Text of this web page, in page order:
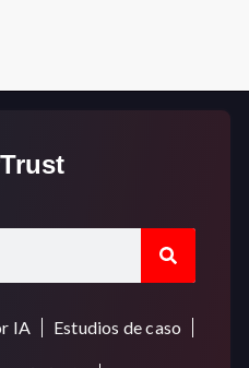
IA Estudios de caso